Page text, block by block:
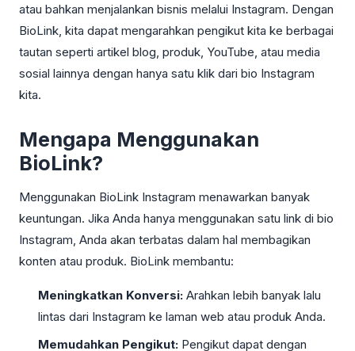
atau bahkan menjalankan bisnis melalui Instagram. Dengan
BioLink, kita dapat mengarahkan pengikut kita ke berbagai
tautan seperti artikel blog, produk, YouTube, atau media
sosial lainnya dengan hanya satu klik dari bio Instagram
kita.
Mengapa Menggunakan
BioLink?
Menggunakan BioLink Instagram menawarkan banyak
keuntungan. Jika Anda hanya menggunakan satu link di bio
Instagram, Anda akan terbatas dalam hal membagikan
konten atau produk. BioLink membantu:
Meningkatkan Konversi: Arahkan lebih banyak lalu
lintas dari Instagram ke laman web atau produk Anda.
Memudahkan Pengikut: Pengikut dapat dengan